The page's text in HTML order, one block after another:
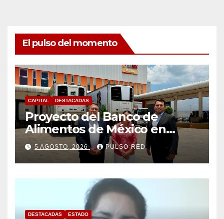
El pulso del momento
CAPITAL DESTACADAS
Proyecto del Banco de
Alimentos de México en
Tlaxcala avanza con trabajo
coordinado
5 AGOSTO, 2026 PULSO-RED
DESTACADAS ESTADO